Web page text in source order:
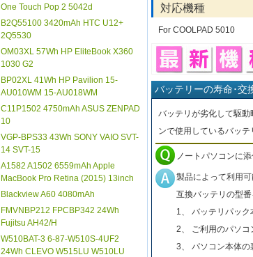
One Touch Pop 2 5042d
B2Q55100 3420mAh HTC U12+
2Q5530
OM03XL 57Wh HP EliteBook X360
1030 G2
BP02XL 41Wh HP Pavilion 15-
AU010WM 15-AU018WM
C11P1502 4750mAh ASUS ZENPAD
10
VGP-BPS33 43Wh SONY VAIO SVT-
14 SVT-15
A1582 A1502 6559mAh Apple
MacBook Pro Retina (2015) 13inch
Blackview A60 4080mAh
FMVNBP212 FPCBP342 24Wh
Fujitsu AH42/H
W510BAT-3 6-87-W510S-4UF2
24Wh CLEVO W515LU W510LU
対応機種
For COOLPAD 5010
バッテリーの寿命･交
バッテリが劣化して駆
ンで使用しているバッテ
ノートパソコンに
製品によって利用
互換バッテリの型番
1、 バッテリパック
2、 ご利用のパソコ
3、 パソコン本体の